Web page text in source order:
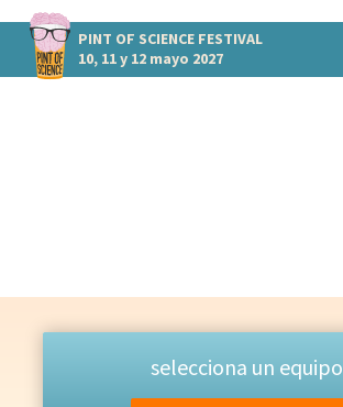
PINT OF SCIENCE FESTIVAL
10, 11 y 12 mayo 2027
selecciona un equipo